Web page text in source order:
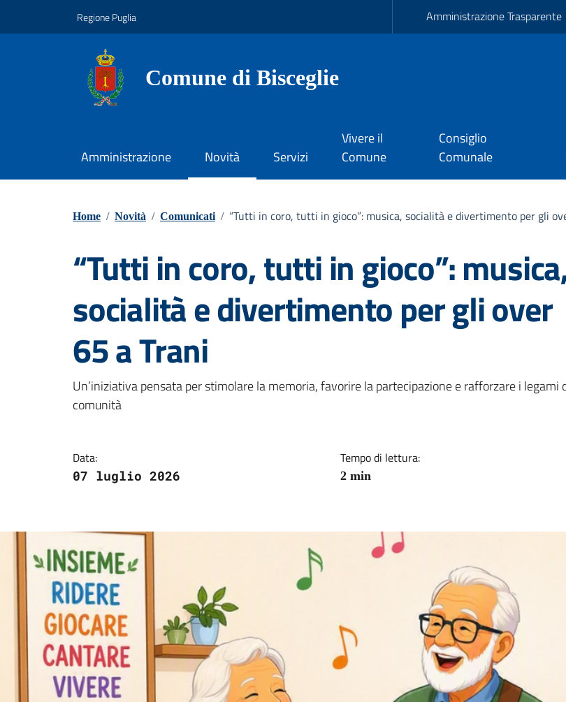
Regione Puglia Amministrazione Trasparente
Comune di Bisceglie
Amministrazione Novità Servizi
Vivere il
Comune
Consiglio
Comunale
Home / Novità / Comunicati / “Tutti in coro, tutti in gioco”: musica, socialità e divertimento per gli
“Tutti in coro, tutti in gioco”:
socialità e divertimento per gli over
65 a Trani
Dettagli della notizia
Un’iniziativa pensata per stimolare la memoria, favorire la partecipazione e rafforzare i legami
comunità
Data:
07 luglio 2026
Tempo di lettura:
2 min